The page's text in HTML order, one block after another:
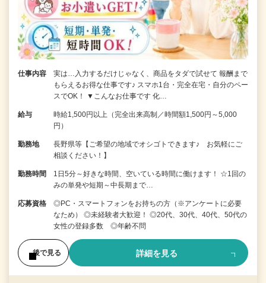
仕事内容
実は…入力するだけじゃなく、商品をタダで試せて 報酬まで
もらえるお得な仕事です♪ スマホ1台・完全在宅・自分のペー
スでOK！ ▼こんなお仕事です 化…
給与
時給1,500円以上（完全出来高制／時間額1,500円～5,000
円）
勤務地
長野県等【ご希望の地域でオシゴトできます♪ お気軽にご
相談ください！】
勤務時間
1日5分～好きな時間、空いている時間に働けます！ ☆1回の
みの単発や短期～中長期まで…
応募資格
◎PC・スマートフォンをお持ちの方（※アンケートに必要
なため） ◎未経験者大歓迎！ ◎20代、30代、40代、50代の
女性の登録多数 ◎年齢不問
後で見る 詳細を見る